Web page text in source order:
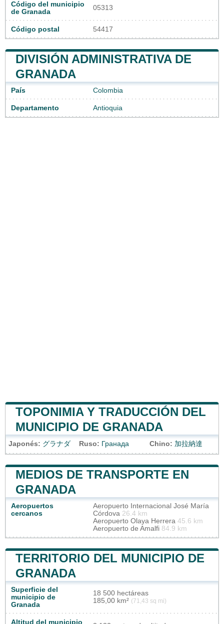
Código del municipio
de Granada
05313
Código postal 54417
DIVISIÓN ADMINISTRATIVA DE
GRANADA
País Colombia
Departamento Antioquia
TOPONIMIA Y TRADUCCIÓN DEL
MUNICIPIO DE GRANADA
Japonés: グラナダ Ruso: Гранада Chino: 加拉納達
MEDIOS DE TRANSPORTE EN
GRANADA
Aeropuertos
cercanos
Aeropuerto Internacional José María
Córdova 26.4 km
Aeropuerto Olaya Herrera 45.6 km
Aeropuerto de Amalfi 84.9 km
TERRITORIO DEL MUNICIPIO DE
GRANADA
Superficie del
municipio de
Granada
18 500 hectáreas
185,00 km² (71,43 sq mi)
Altitud del municipio